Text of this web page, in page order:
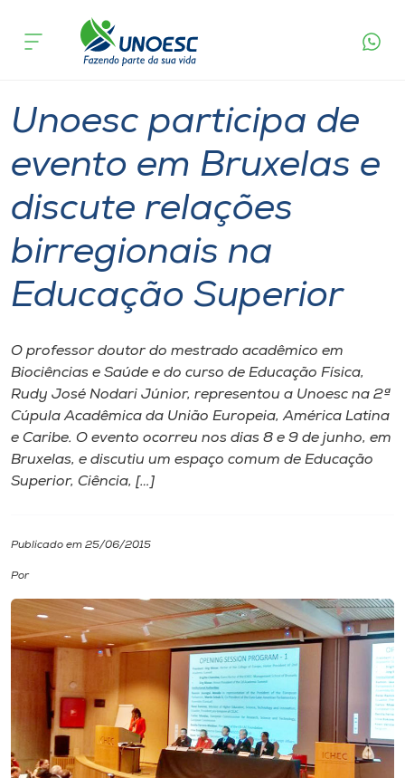
Cursos
Atendimento ao Estudante
Portal de Ensino
Internacionalização
I.nova
Cultura
CPA
Biblioteca
Editora
Rádio
acontece
Superior
Unoesc participa de
evento em Bruxelas e
discute relações
birregionais na
Educação Superior
O professor doutor do mestrado acadêmico em
Biociências e Saúde e do curso de Educação Física,
Rudy José Nodari Júnior, representou a Unoesc na 2ª
Cúpula Acadêmica da União Europeia, América Latina
e Caribe. O evento ocorreu nos dias 8 e 9 de junho, em
Bruxelas, e discutiu um espaço comum de Educação
Superior, Ciência, […]
Publicado em 25/06/2015
Por